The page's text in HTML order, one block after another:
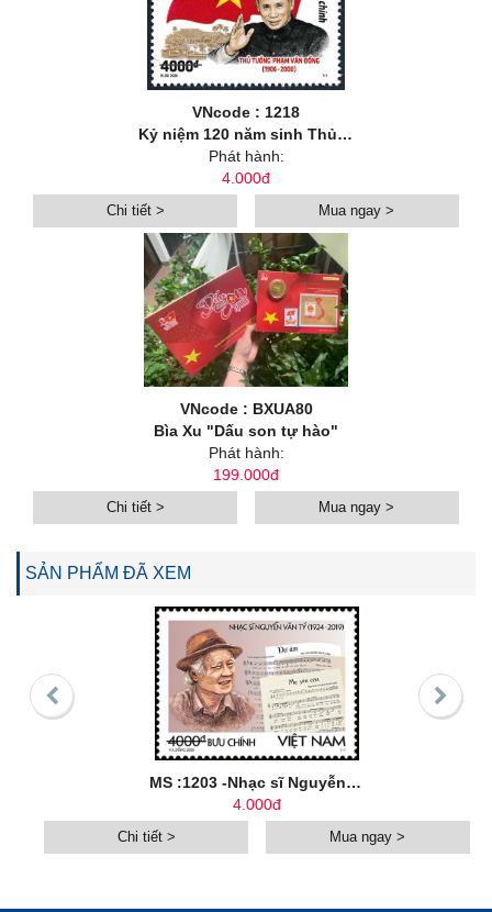
VNcode : 1218
Kỷ niệm 120 năm sinh Thủ tướng Phạm Văn Đồng (1906-2026)
Phát hành:
4.000đ
Chi tiết > Mua ngay >
VNcode : BXUA80
Bìa Xu "Dấu son tự hào"
Phát hành:
199.000đ
Chi tiết > Mua ngay >
SẢN PHẨM ĐÃ XEM
MS :1203 -Nhạc sĩ Nguyễn Văn Tý (1924 - 2019)
4.000đ
Chi tiết > Mua ngay >